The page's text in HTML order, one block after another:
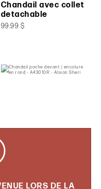
Chandail avec collet
detachable
99.99 $